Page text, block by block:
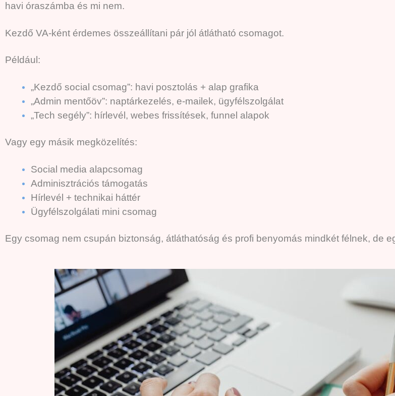
havi óraszámba és mi nem.
Kezdő VA-ként érdemes összeállítani pár jól átlátható csomagot.
Például:
„Kezdő social csomag”: havi posztolás + alap grafika
„Admin mentőöv”: naptárkezelés, e-mailek, ügyfélszolgálat
„Tech segély”: hírlevél, webes frissítések, funnel alapok
Vagy egy másik megközelítés:
Social media alapcsomag
Adminisztrációs támogatás
Hírlevél + technikai háttér
Ügyfélszolgálati mini csomag
Egy csomag nem csupán biztonság, átláthatóság és profi benyomás mindkét félnek, de